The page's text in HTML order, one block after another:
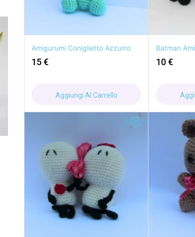
Amigurumi Coniglietto Azzurro
15€
Aggiungi Al Carrello
Batman
10€